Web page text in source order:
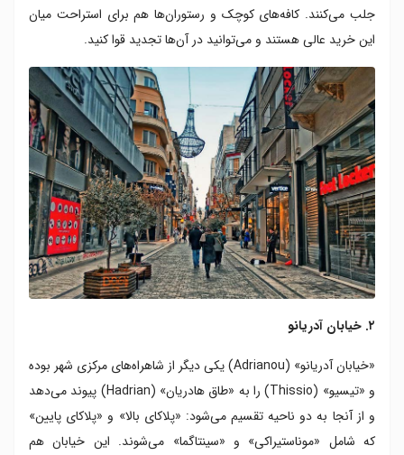
جلب می‌کنند. کافه‌های کوچک و رستوران‌ها هم برای استراحت میان
این خرید عالی هستند و می‌توانید در آن‌ها تجدید قوا کنید.
۲. خیابان آدریانو
«خیابان آدریانو» (Adrianou) یکی دیگر از شاهراه‌های مرکزی شهر بوده
و «تیسیو» (Thissio) را به «طاق هادریان» (Hadrian) پیوند می‌دهد
و از آنجا به دو ناحیه تقسیم می‌شود: «پلاکای بالا» و «پلاکای پایین»
که شامل «موناستیراکی» و «سینتاگما» می‌شوند. این خیابان هم